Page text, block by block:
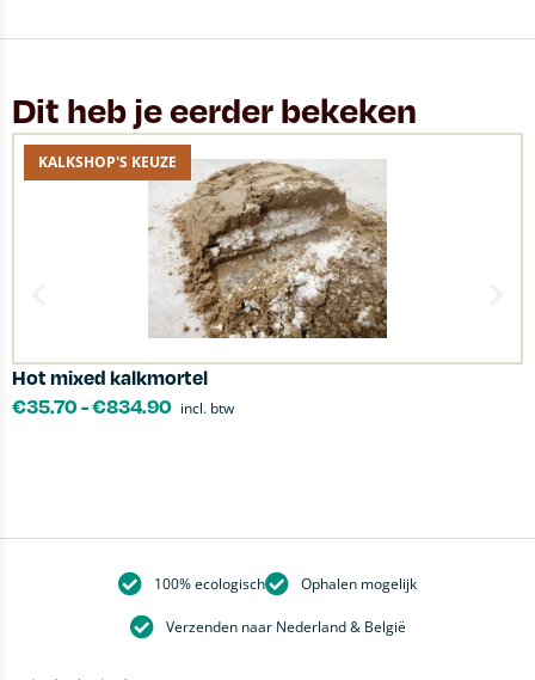
Dit heb je eerder bekeken
KALKSHOP'S KEUZE
Hot mixed kalkmortel
€35.70-€834.90 incl. btw
100% ecologisch Ophalen mogelijk
Verzenden naar Nederland & België